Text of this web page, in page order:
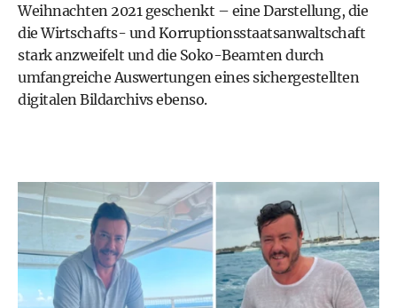
Weihnachten 2021 geschenkt – eine Darstellung, die
die Wirtschafts- und Korruptionsstaatsanwaltschaft
stark anzweifelt und die Soko-Beamten durch
umfangreiche Auswertungen eines sichergestellten
digitalen Bildarchivs ebenso.